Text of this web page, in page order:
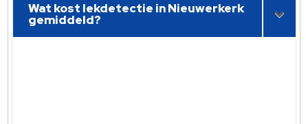
Wat kost lekdetectie in Nieuwerkerk
gemiddeld?